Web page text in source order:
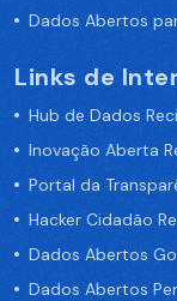
Dados Abertos
Links de
Hub de Dados
Inovação Aberta
Portal da
Hacker Cidadão
Dados Abertos
Dados Abertos